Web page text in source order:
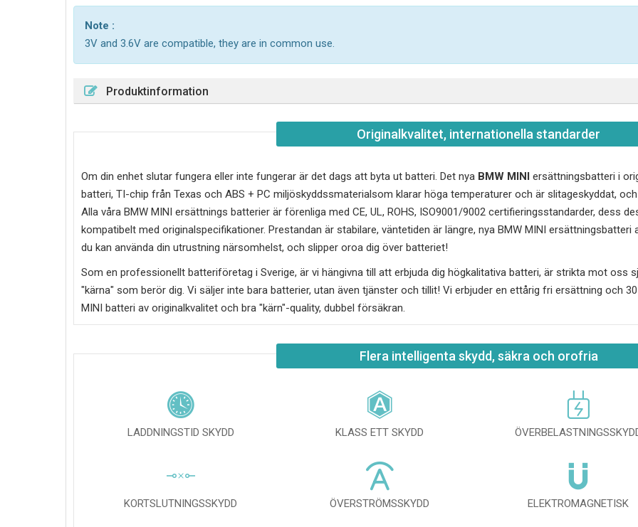
Note :
3V and 3.6V are compatible, they are in common use.
Produktinformation
Originalkvalitet, internationella standarder
Om din enhet slutar fungera eller inte fungerar är det dags att byta ut batteri. Det nya BMW MINI ersättningsbatteri i
batteri, TI-chip från Texas och ABS + PC miljöskyddssmaterialsom klarar höga temperaturer och är slitageskyddat,
Alla våra BMW MINI ersättnings batterier är förenliga med CE, UL, ROHS, ISO9001/9002 certifieringsstandarder, dess
kompatibelt med originalspecifikationer. Prestandan är stabilare, väntetiden är längre, nya BMW MINI ersättningsbatteri
du kan använda din utrustning närsomhelst, och slipper oroa dig över batteriet!
Som en professionellt batteriföretag i Sverige, är vi hängivna till att erbjuda dig högkalitativa batteri, är strikta mot oss
"kärna" som berör dig. Vi säljer inte bara batterier, utan även tjänster och tillit! Vi erbjuder en ettårig fri ersättning och
MINI batteri av originalkvalitet och bra "kärn"-quality, dubbel försäkran.
Flera intelligenta skydd, säkra och orofria
LADDNINGSTID SKYDD KLASS ETT SKYDD
KORTSLUTNINGSSKYDD ÖVERSTRÖMSSKYDD ELEKTROMAGNETISK